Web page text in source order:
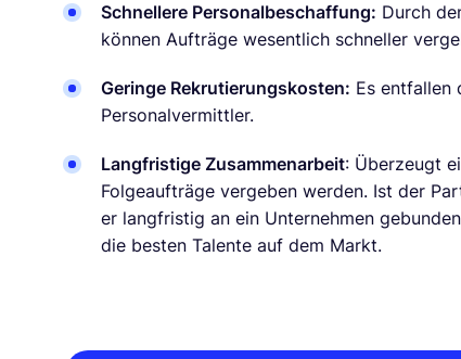
Schnellere Personalbeschaffung: Durch
können Aufträge wesentlich schneller
Geringe Rekrutierungskosten: Es entfallen
Personalvermittler.
Langfristige Zusammenarbeit: Überzeugt
Folgeaufträge vergeben werden. Ist der
er langfristig an ein Unternehmen
die besten Talente auf dem Markt.